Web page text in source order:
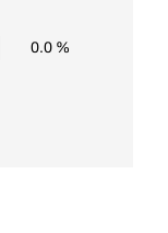
0.0 %